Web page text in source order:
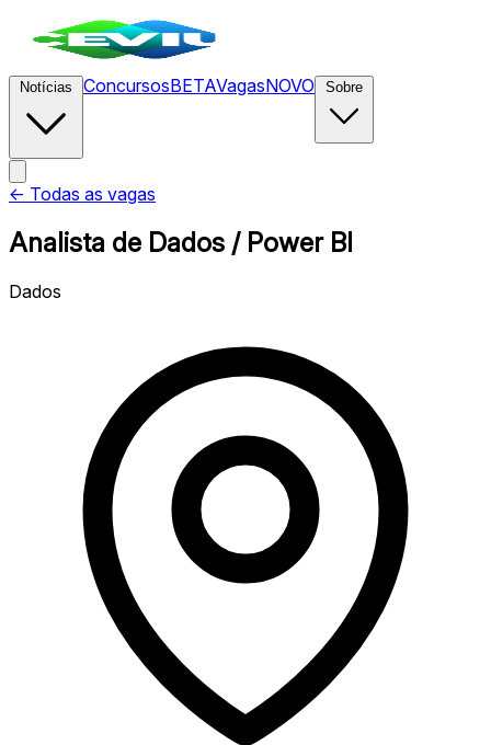
ConcursosBETAVagasNOVO
← Todas as vagas
Analista de Dados / Power BI
Dados